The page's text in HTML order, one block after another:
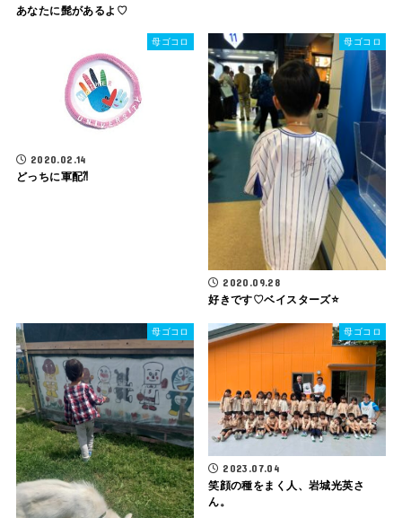
あなたに髭があるよ♡
母ゴコロ
2020.02.14
どっちに軍配⁈
母ゴコロ
2020.09.28
好きです♡ベイスターズ⭐️
母ゴコロ 母ゴコロ
2023.07.04
笑顔の種をまく人、岩城光英さ
ん。